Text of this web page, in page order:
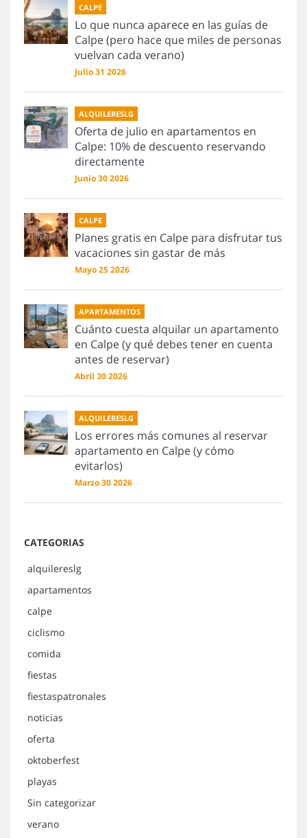
CALPE
Lo que nunca aparece en las guías de
Calpe (pero hace que miles de personas
vuelvan cada verano)
Julio 31 2026
ALQUILERESLG
Oferta de julio en apartamentos en
Calpe: 10% de descuento reservando
directamente
Junio 30 2026
CALPE
Planes gratis en Calpe para disfrutar tus
vacaciones sin gastar de más
Mayo 25 2026
APARTAMENTOS
Cuánto cuesta alquilar un apartamento
en Calpe (y qué debes tener en cuenta
antes de reservar)
Abril 30 2026
ALQUILERESLG
Los errores más comunes al reservar
apartamento en Calpe (y cómo
evitarlos)
Marzo 30 2026
CATEGORIAS
alquilereslg
apartamentos
calpe
ciclismo
comida
fiestas
fiestaspatronales
noticias
oferta
oktoberfest
playas
Sin categorizar
verano